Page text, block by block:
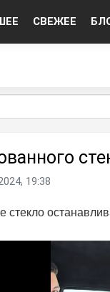
СВЕЖЕЕ
19:38
стекло